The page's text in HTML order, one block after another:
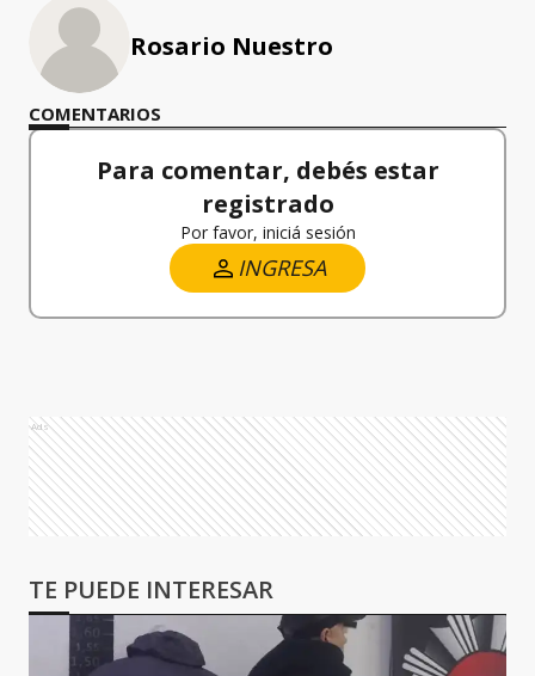
Rosario Nuestro
COMENTARIOS
Para comentar, debés estar
registrado
Por favor, iniciá sesión
INGRESA
Ads
TE PUEDE INTERESAR